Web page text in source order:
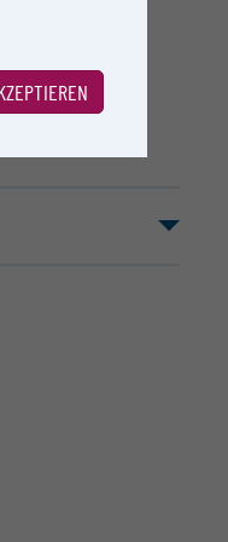
zu großen
auch in